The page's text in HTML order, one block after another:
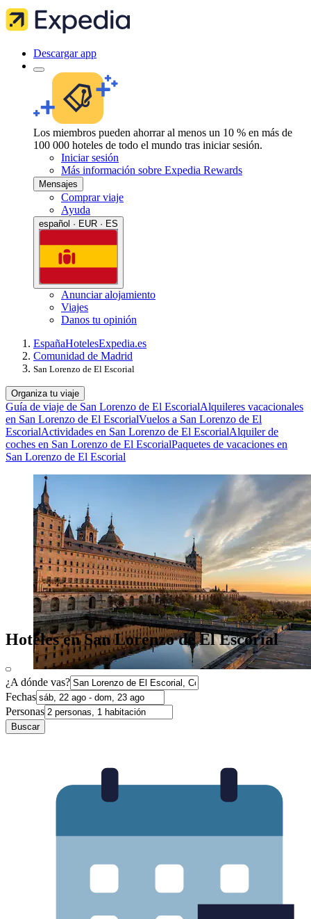
Descargar app
Los miembros pueden ahorrar al menos un 10 % en más de
100 000 hoteles de todo el mundo tras iniciar sesión.
Iniciar sesión
Más información sobre Expedia Rewards
Mensajes
Comprar viaje
Ayuda
español · EUR · ES
Anunciar alojamiento
Viajes
Danos tu opinión
EspañaHotelesExpedia.es
Comunidad de Madrid
San Lorenzo de El Escorial
Organiza tu viaje
Guía de viaje de San Lorenzo de El EscorialAlquileres vacacionales
en San Lorenzo de El EscorialVuelos a San Lorenzo de El
EscorialActividades en San Lorenzo de El EscorialAlquiler de
coches en San Lorenzo de El EscorialPaquetes de vacaciones en
San Lorenzo de El Escorial
Hoteles en San Lorenzo de El Escorial
¿A dónde vas?
Fechas
Personas
Buscar